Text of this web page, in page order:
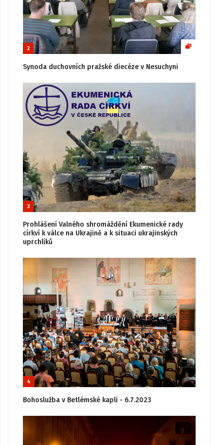
2
Synoda duchovních pražské diecéze v Nesuchyni
3
Prohlášení Valného shromáždění Ekumenické rady
církví k válce na Ukrajině a k situaci ukrajinských
uprchlíků
4
Bohoslužba v Betlémské kapli - 6.7.2023